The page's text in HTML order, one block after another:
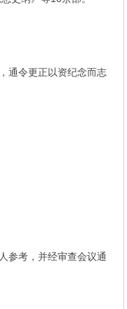
通令更正以资纪念而志
参考，并经审查会议通